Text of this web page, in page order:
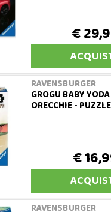
€
RAVENSBURGER
GROGU BABY
ORECCHIE -
€
RAVENSBURGER